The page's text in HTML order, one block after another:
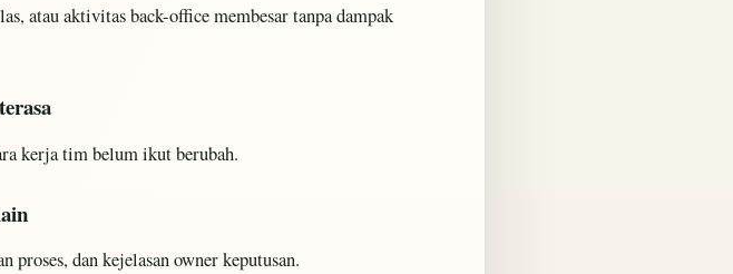
atau aktivitas back-office membesar tanpa dampak
kerja tim belum ikut berubah.
proses, dan kejelasan owner keputusan.